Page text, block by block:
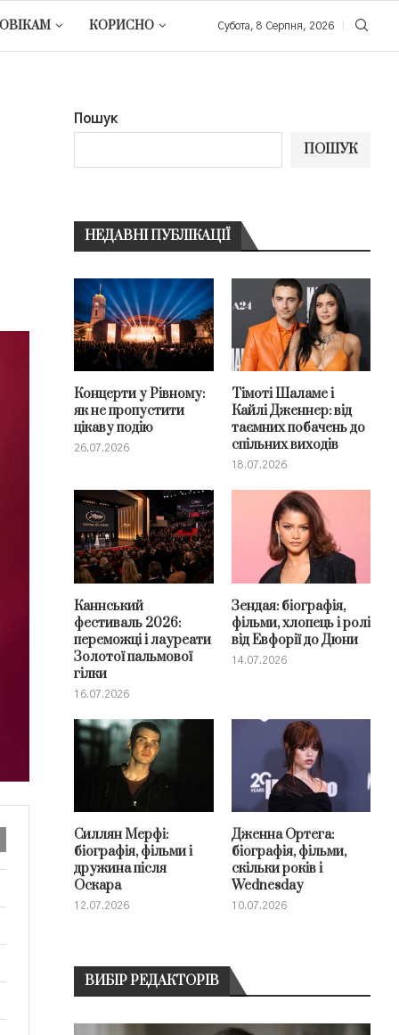
КОРИСНО Субота, 8 Серпня, 2026
Пошук
ПОШУК
НЕДАВНІ ПУБЛІКАЦІЇ
Концерти у Рівному:
як не пропустити
цікаву подію
26.07.2026
Тімоті Шаламе і
Кайлі Дженнер: від
таємних побачень до
спільних виходів
18.07.2026
Каннський
фестиваль 2026:
переможці і лауреати
Золотої пальмової
гілки
16.07.2026
Зендая: біографія,
фільми, хлопець і ролі
від Евфорії до Дюни
14.07.2026
Силлян Мерфі:
біографія, фільми і
дружина після
Оскара
12.07.2026
Дженна Ортега:
біографія, фільми,
скільки років і
Wednesday
10.07.2026
ВИБІР РЕДАКТОРІВ